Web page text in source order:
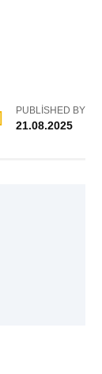
PUBLISHED BY
21.08.2025